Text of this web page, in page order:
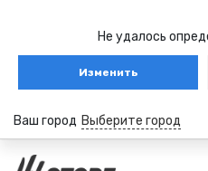
Не удалось
Изменить
Ваш город Выберите город